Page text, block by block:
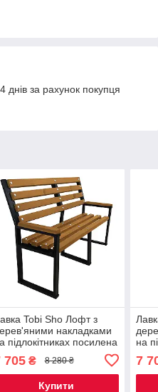
за рахунок покупця
Tobi Sho Лофт з
накладками
підлокітниках посилена
705₴ 8 280 ₴
Купити
на
7